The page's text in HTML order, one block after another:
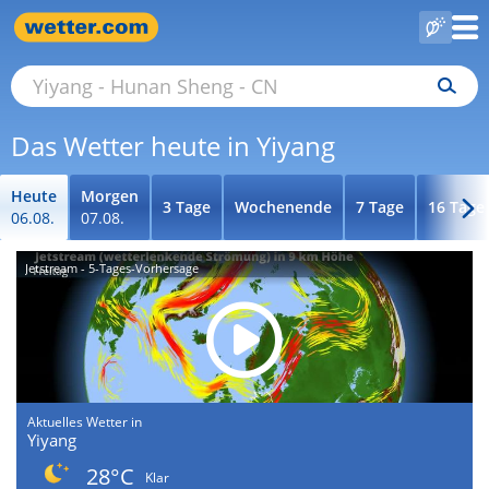
Das Wetter heute in Yiyang
Heute
06.08.
Morgen
07.08.
3 Tage Wochenende 7 Tage 16 Tage
Jetstream - 5-Tages-Vorhersage
Aktuelles Wetter in
Yiyang
28°C
Klar